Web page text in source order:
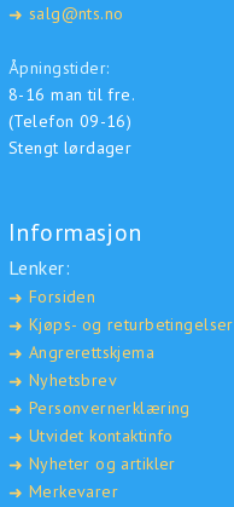
➜ salg@nts.no
Åpningstider:
8-16 man til fre.
(Telefon 09-16)
Stengt lørdager
Informasjon
Lenker:
➜ Forsiden
➜ Kjøps- og returbetingelser
➜ Angrerettskjema
➜ Nyhetsbrev
➜ Personvernerklæring
➜ Utvidet kontaktinfo
➜ Nyheter og artikler
➜ Merkevarer